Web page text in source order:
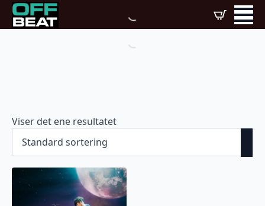
Viser det ene resultatet